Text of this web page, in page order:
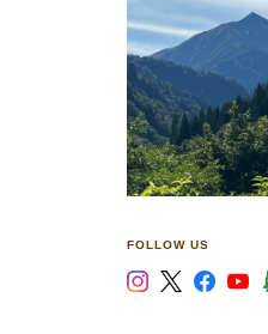
FOLLOW US